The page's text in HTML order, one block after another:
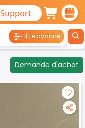
Support
Filtre avancé
Demande d'achat